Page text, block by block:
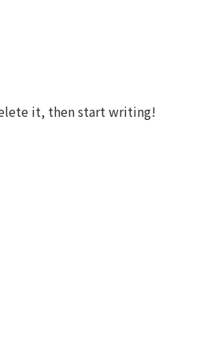
it, then start writing!